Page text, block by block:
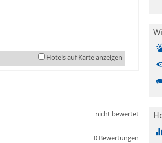
Hotels auf Karte anzeigen
0 Bewertungen
nicht bewertet